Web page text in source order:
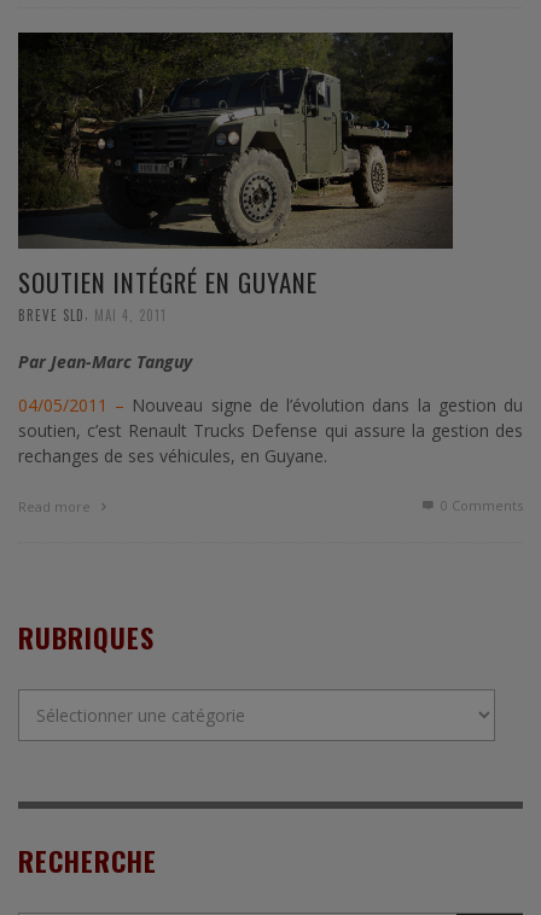
SOUTIEN INTÉGRÉ EN GUYANE
BREVE SLD MAI 4, 2011
Par Jean-Marc Tanguy
04/05/2011 – Nouveau signe de l’évolution dans la gestion du
soutien, c’est Renault Trucks Defense qui assure la gestion des
rechanges de ses véhicules, en Guyane.
Read more 0 Comments
RUBRIQUES
RECHERCHE